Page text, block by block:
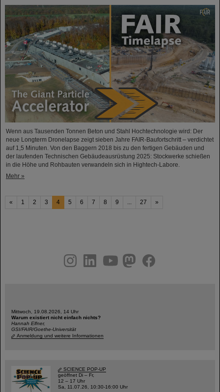
Wenn aus Tausenden Tonnen Beton und Stahl Hochtechnologie wird: Der
neue Longterm Dronelapse zeigt sieben Jahre FAIR-Baufortschritt – verdichtet
auf 1,5 Minuten. Von den Baggern 2018 bis zu den fertigen Gebäuden und
der laufenden Technischen Gebäudeausrüstung 2025: Stockwerke schießen
in die Höhe und Rohbauten verwandeln sich in Hightech-Labore.​
Mehr »
« 1 2 3 4 5 6 7 8 9 ... 27 »
youtubehelmholtz.socialfacebook
Mittwoch, 19.08.2026, 14 Uhr
Warum existiert nicht einfach nichts?
Hannah Elfner,
GSI/FAIR/Goethe-Universität
Anmeldung und weitere Informationen
SCIENCE POP-UP
geöffnet Di – Fr,
12 – 17 Uhr
Sa, 11.07.26, 10:30-16:00 Uhr